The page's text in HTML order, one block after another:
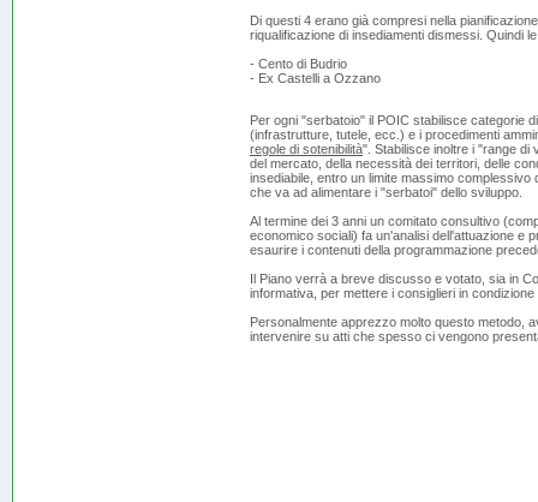
Di questi 4 erano già compresi nella
riqualificazione di insediamenti dismessi. Quindi
- Cento di Budrio
- Ex Castelli a Ozzano
Per ogni "serbatoio" il POIC stabilisce categorie
(infrastrutture, tutele, ecc.) e i procedimenti
regole di sotenibilità". Stabilisce inoltre i "range di
del mercato, della necessità dei territori, delle
insediabile, entro un limite massimo complessivo
che va ad alimentare i "serbatoi" dello sviluppo.
Al termine dei 3 anni un comitato consultivo
economico sociali) fa un'analisi dell'attuazione e
esaurire i contenuti della programmazione
Il Piano verrà a breve discusso e votato, sia in
informativa, per mettere i consiglieri in
Personalmente apprezzo molto questo metodo,
intervenire su atti che spesso ci vengono